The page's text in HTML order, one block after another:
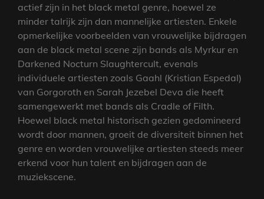
actief zijn in het black metal genre, hoewel ze
minder talrijk zijn dan mannelijke artiesten. Enkele
opmerkelijke voorbeelden van vrouwelijke bijdragen
aan de black metal scene zijn bands als Myrkur en
Darkened Nocturn Slaughtercult, evenals
individuele artiesten zoals Gaahl (Kristian Espedal)
van Gorgoroth en Sarah Jezebel Deva die heeft
samengewerkt met bands als Cradle of Filth.
Hoewel black metal historisch gezien gedomineerd
wordt door mannen, groeit de diversiteit binnen het
genre en worden vrouwelijke artiesten steeds meer
erkend voor hun talent en bijdragen aan de
muziekscene.